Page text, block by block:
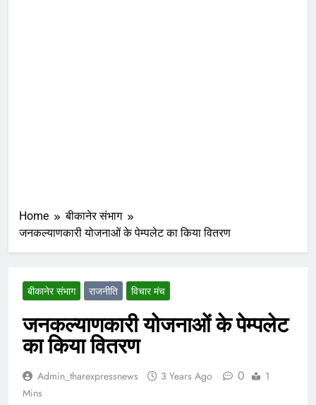
Home
बीकानेर संभाग
जनकल्याणकारी योजनाओं के पेम्पलेट का किया वितरण
बीकानेर संभाग राजनीति विचार मंच
जनकल्याणकारी योजनाओं के पेम्पलेट
का किया वितरण
Admin_tharexpressnews 3 Years Ago 0
1
Mins